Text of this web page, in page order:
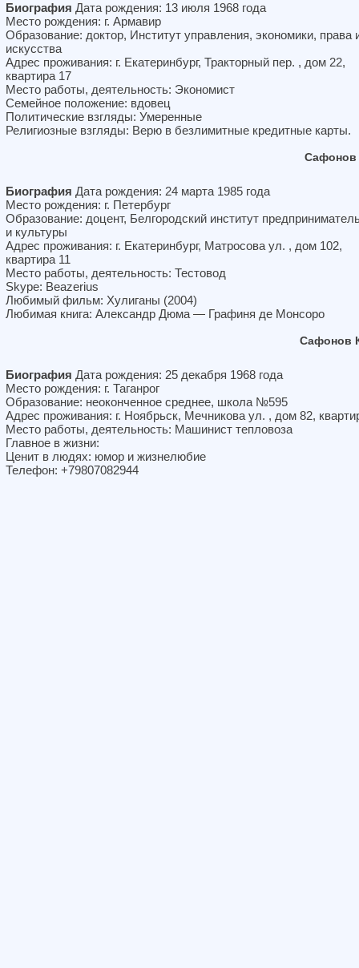
Биография Дата рождения: 13 июля 1968 года
Место рождения: г. Армавир
Образование: доктор, Институт управления, экономики, права
искусства
Адрес проживания: г. Екатеринбург, Тракторный пер. , дом 22,
квартира 17
Место работы, деятельность: Экономист
Семейное положение: вдовец
Политические взгляды: Умеренные
Религиозные взгляды: Верю в безлимитные кредитные карты.
Сафонов
Биография Дата рождения: 24 марта 1985 года
Место рождения: г. Петербург
Образование: доцент, Белгородский институт
и культуры
Адрес проживания: г. Екатеринбург, Матросова ул. , дом 102,
квартира 11
Место работы, деятельность: Тестовод
Skype: Beazerius
Любимый фильм: Хулиганы (2004)
Любимая книга: Александр Дюма — Графиня де Монсоро
Сафонов
Биография Дата рождения: 25 декабря 1968 года
Место рождения: г. Таганрог
Образование: неоконченное среднее, школа №595
Адрес проживания: г. Ноябрьск, Мечникова ул. , дом 82,
Место работы, деятельность: Машинист тепловоза
Главное в жизни:
Ценит в людях: юмор и жизнелюбие
Телефон: +79807082944